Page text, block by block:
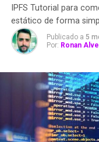
IPFS Tutorial para
estático de forma
Publicado a 5
Por: Ronan